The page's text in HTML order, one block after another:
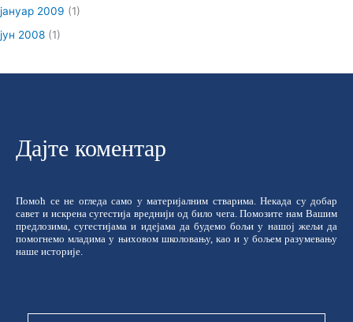
јануар 2009 (1)
јун 2008 (1)
Дајте коментар
Помоћ се не огледа само у материјалним стварима. Некада су добар
савет и искрена сугестија вреднији од било чега. Помозите нам Вашим
предлозима, сугестијама и идејама да будемо бољи у нашој жељи да
помогнемо младима у њиховом школовању, као и у бољем разумевању
наше историје.